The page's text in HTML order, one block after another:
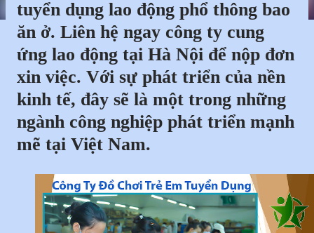
tuyển dụng lao động phổ thông bao
ăn ở. Liên hệ ngay công ty cung
ứng lao động tại Hà Nội để nộp đơn
xin việc. Với sự phát triển của nền
kinh tế, đây sẽ là một trong những
ngành công nghiệp phát triển mạnh
mẽ tại Việt Nam.